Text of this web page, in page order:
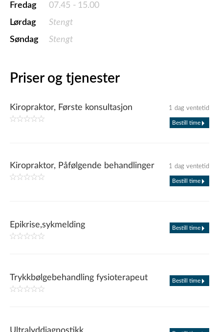
Fredag 07.45 - 15.00
Lørdag
Stengt
Søndag
Stengt
Priser og tjenester
Kiropraktor, Første konsultasjon 1 dag ventetid
Bestill time
Kiropraktor, Påfølgende behandlinger 1 dag ventetid
Bestill time
Epikrise,sykmelding Bestill time
Trykkbølgebehandling fysioterapeut Bestill time